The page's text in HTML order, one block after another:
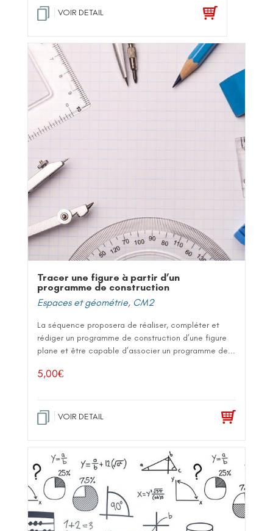
VOIR DETAIL
Tracer une figure à partir d’un
programme de construction
Espaces et géométrie, CM2
La séquence proposera de réaliser, compléter et
rédiger un programme de construction d’une figure
plane et être capable d’associer un programme de...
5,00€
VOIR DETAIL